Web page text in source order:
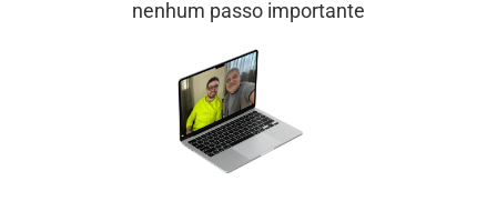
nenhum passo importante